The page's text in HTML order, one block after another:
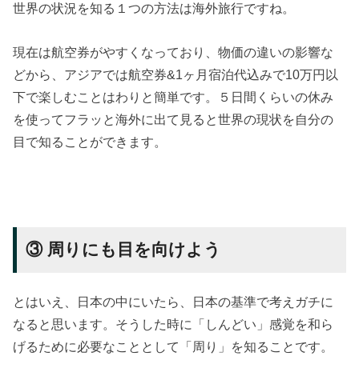
世界の状況を知る１つの方法は海外旅行ですね。
現在は航空券がやすくなっており、物価の違いの影響な
どから、アジアでは航空券&1ヶ月宿泊代込みで10万円以
下で楽しむことはわりと簡単です。５日間くらいの休み
を使ってフラッと海外に出て見ると世界の現状を自分の
目で知ることができます。
③ 周りにも目を向けよう
とはいえ、日本の中にいたら、日本の基準で考えガチに
なると思います。そうした時に「しんどい」感覚を和ら
げるために必要なこととして「周り」を知ることです。